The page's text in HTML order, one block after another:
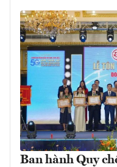
Ban hành Quy